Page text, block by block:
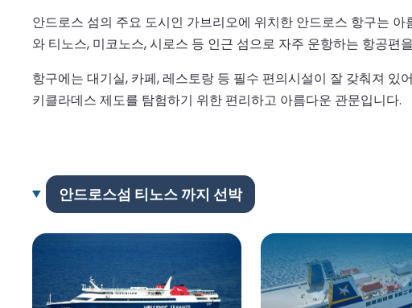
안드로스 섬의 주요 도시인 가브리오에 위치한 안드로스 항구는
와 티노스, 미코노스, 시로스 등 인근 섬으로 자주 운항하는 항공편
항구에는 대기실, 카페, 레스토랑 등 필수 편의시설이 잘 갖춰져
키클라데스 제도를 탐험하기 위한 편리하고 아름다운 관문입니다.
안드로스섬 티노스 까지 선박